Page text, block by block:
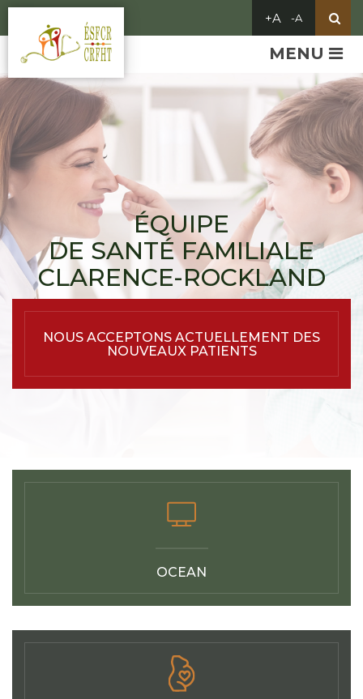
MENU
ÉQUIPE
DE SANTÉ FAMILIALE
CLARENCE-ROCKLAND
NOUS ACCEPTONS ACTUELLEMENT DES
NOUVEAUX PATIENTS
OCEAN